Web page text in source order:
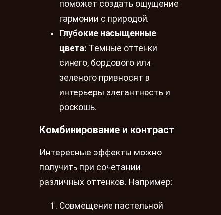
поможет создать ощущение
гармонии с природой.
Глубокие насыщенные
цвета: Темные оттенки
синего, бордового или
зеленого привносят в
интерьеры элегантность и
роскошь.
Комбинирование и контраст
Интересные эффекты можно
получить при сочетании
различных оттенков. Например:
Совмещение пастельной